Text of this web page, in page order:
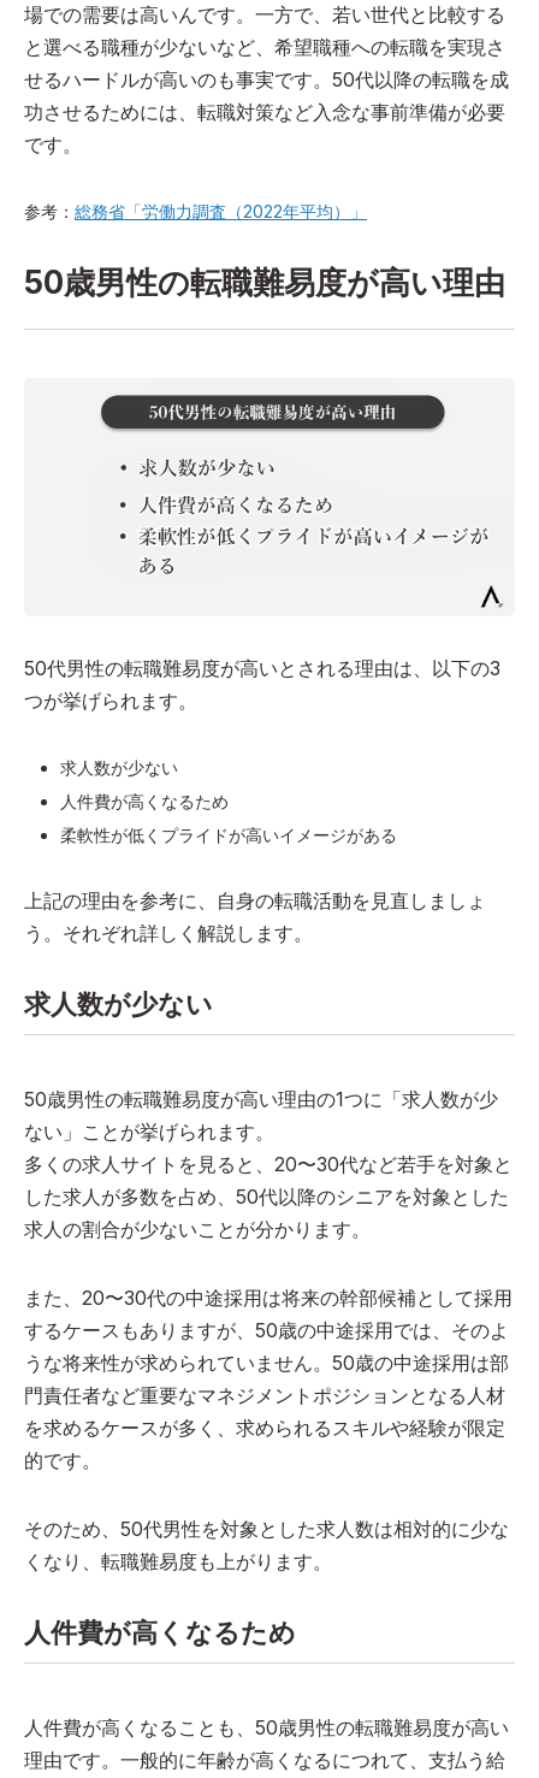
場での需要は高いんです。一方で、若い世代と比較する
と選べる職種が少ないなど、希望職種への転職を実現さ
せるハードルが高いのも事実です。50代以降の転職を成
功させるためには、転職対策など入念な事前準備が必要
です。
参考： 総務省「労働力調査（2022年平均）」
50歳男性の転職難易度が高い理由
50代男性の転職難易度が高いとされる理由は、以下の3
つが挙げられます。
求人数が少ない
人件費が高くなるため
柔軟性が低くプライドが高いイメージがある
上記の理由を参考に、自身の転職活動を見直しましょ
う。それぞれ詳しく解説します。
求人数が少ない
50歳男性の転職難易度が高い理由の1つに「求人数が少
ない」ことが挙げられます。
多くの求人サイトを見ると、20〜30代など若手を対象と
した求人が多数を占め、50代以降のシニアを対象とした
求人の割合が少ないことが分かります。
また、20〜30代の中途採用は将来の幹部候補として採用
するケースもありますが、50歳の中途採用では、そのよ
うな将来性が求められていません。50歳の中途採用は部
門責任者など重要なマネジメントポジションとなる人材
を求めるケースが多く、求められるスキルや経験が限定
的です。
そのため、50代男性を対象とした求人数は相対的に少な
くなり、転職難易度も上がります。
人件費が高くなるため
人件費が高くなることも、50歳男性の転職難易度が高い
理由です。一般的に年齢が高くなるにつれて、支払う給